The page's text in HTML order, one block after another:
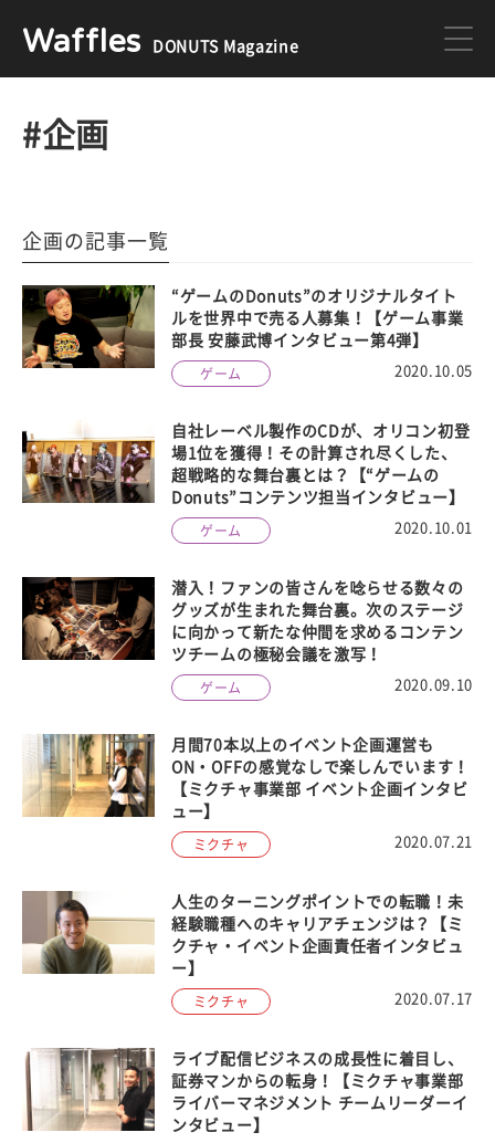
Waffles DONUTS Magazine
DONUTS
DONUTSの採用情報はこちら
#企画
企画の記事一覧
ゲーム 2020.10.05
“ゲームのDonuts”のオリジナルタイト
ルを世界中で売る人募集！【ゲーム事業
部長 安藤武博インタビュー第4弾】
ゲーム 2020.10.01
自社レーベル製作のCDが、オリコン初登
場1位を獲得！その計算され尽くした、
超戦略的な舞台裏とは？【“ゲームの
Donuts”コンテンツ担当インタビュー】
ゲーム 2020.09.10
潜入！ファンの皆さんを唸らせる数々の
グッズが生まれた舞台裏。次のステージ
に向かって新たな仲間を求めるコンテン
ツチームの極秘会議を激写！
ミクチャ 2020.07.21
月間70本以上のイベント企画運営も
ON・OFFの感覚なしで楽しんでいます！
【ミクチャ事業部 イベント企画インタビ
ュー】
ミクチャ 2020.07.17
人生のターニングポイントでの転職！未
経験職種へのキャリアチェンジは？【ミ
クチャ・イベント企画責任者インタビュ
ー】
ライブ配信ビジネスの成長性に着目し、
証券マンからの転身！【ミクチャ事業部
ライバーマネジメント チームリーダーイ
ンタビュー】